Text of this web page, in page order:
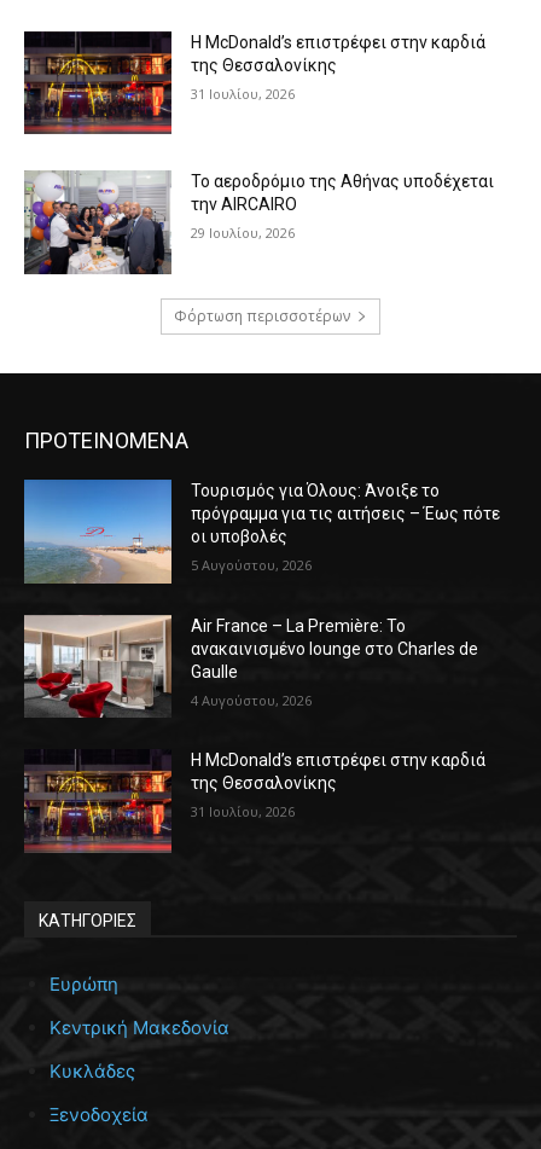
Η McDonald’s επιστρέφει στην καρδιά
της Θεσσαλονίκης
31 Ιουλίου, 2026
Το αεροδρόμιο της Αθήνας υποδέχεται
την AIRCAIRO
29 Ιουλίου, 2026
Φόρτωση περισσοτέρων
ΠΡΟΤΕΙΝΟΜΕΝΑ
Τουρισμός για Όλους: Άνοιξε το
πρόγραμμα για τις αιτήσεις – Έως πότε
οι υποβολές
5 Αυγούστου, 2026
Air France – La Première: Το
ανακαινισμένο lounge στο Charles de
Gaulle
4 Αυγούστου, 2026
Η McDonald’s επιστρέφει στην καρδιά
της Θεσσαλονίκης
31 Ιουλίου, 2026
ΚΑΤΗΓΟΡΙΕΣ
Ευρώπη
Κεντρική Μακεδονία
Κυκλάδες
Ξενοδοχεία